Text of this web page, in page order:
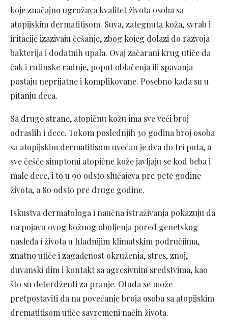
koje značajno ugrožava kvalitet života osoba sa
atopijskim dermatitisom. Suva, zategnuta koža, svrab i
iritacije izazivaju češanje, zbog kojeg dolazi do razvoja
bakterija i dodatnih upala. Ovaj začarani krug utiče da
čak i rutinske radnje, poput oblačenja ili spavanja
postaju neprijatne i komplikovane. Posebno kada su u
pitanju deca.
Sa druge strane, atopičnu kožu ima sve veći broj
odraslih i dece. Tokom poslednjih 30 godina broj osoba
sa atopijskim dermatitisom uvećan je dva do tri puta, a
sve češće simptomi atopične kože javljaju se kod beba i
male dece, i to u 90 odsto slučajeva pre pete godine
života, a 80 odsto pre druge godine.
Iskustva dermatologa i naučna istraživanja pokazuju da
na pojavu ovog kožnog oboljenja pored genetskog
nasleđa i života u hladnijim klimatskim područjima,
znatno utiče i zagađenost okruženja, stres, znoj,
duvanski dim i kontakt sa agresivnim sredstvima, kao
što su deterdženti za pranje. Otuda se može
pretpostaviti da na povećanje broja osoba sa atopijskim
drematitisom utiče savremeni način života.